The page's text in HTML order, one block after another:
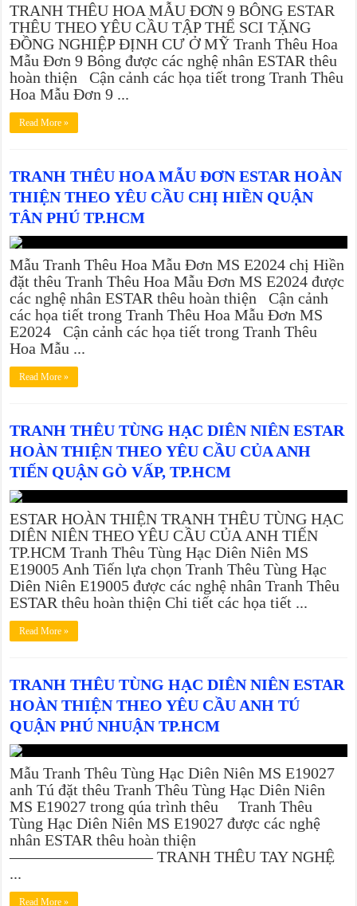
TRANH THÊU HOA MẪU ĐƠN 9 BÔNG ESTAR
THÊU THEO YÊU CẦU TẬP THỂ SCI TẶNG
ĐỒNG NGHIỆP ĐỊNH CƯ Ở MỸ Tranh Thêu Hoa
Mẫu Đơn 9 Bông được các nghệ nhân ESTAR thêu
hoàn thiện Cận cảnh các họa tiết trong Tranh Thêu
Hoa Mẫu Đơn 9 ...
Read More »
TRANH THÊU HOA MẪU ĐƠN ESTAR HOÀN
THIỆN THEO YÊU CẦU CHỊ HIỀN QUẬN
TÂN PHÚ TP.HCM
Mẫu Tranh Thêu Hoa Mẫu Đơn MS E2024 chị Hiền
đặt thêu Tranh Thêu Hoa Mẫu Đơn MS E2024 được
các nghệ nhân ESTAR thêu hoàn thiện Cận cảnh
các họa tiết trong Tranh Thêu Hoa Mẫu Đơn MS
E2024 Cận cảnh các họa tiết trong Tranh Thêu
Hoa Mẫu ...
Read More »
TRANH THÊU TÙNG HẠC DIÊN NIÊN ESTAR
HOÀN THIỆN THEO YÊU CẦU CỦA ANH
TIẾN QUẬN GÒ VẤP, TP.HCM
ESTAR HOÀN THIỆN TRANH THÊU TÙNG HẠC
DIÊN NIÊN THEO YÊU CẦU CỦA ANH TIẾN
TP.HCM Tranh Thêu Tùng Hạc Diên Niên MS
E19005 Anh Tiến lựa chọn Tranh Thêu Tùng Hạc
Diên Niên E19005 được các nghệ nhân Tranh Thêu
ESTAR thêu hoàn thiện Chi tiết các họa tiết ...
Read More »
TRANH THÊU TÙNG HẠC DIÊN NIÊN ESTAR
HOÀN THIỆN THEO YÊU CẦU ANH TÚ
QUẬN PHÚ NHUẬN TP.HCM
Mẫu Tranh Thêu Tùng Hạc Diên Niên MS E19027
anh Tú đặt thêu Tranh Thêu Tùng Hạc Diên Niên
MS E19027 trong qúa trình thêu Tranh Thêu
Tùng Hạc Diên Niên MS E19027 được các nghệ
nhân ESTAR thêu hoàn thiện
————————— TRANH THÊU TAY NGHỆ
...
Read More »